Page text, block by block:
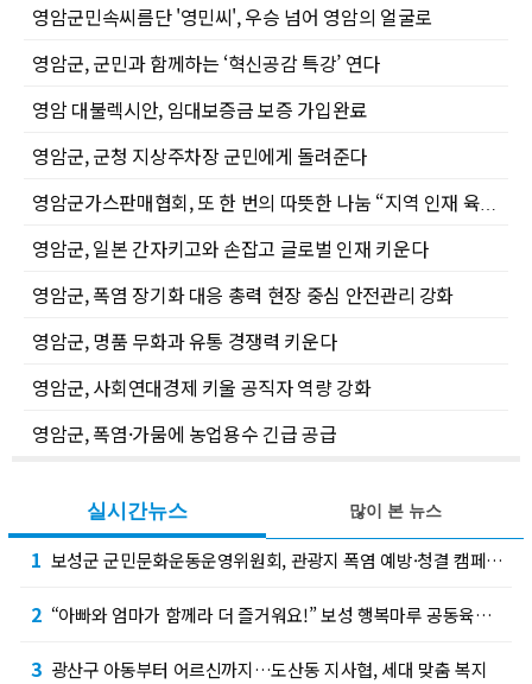
영암군민속씨름단 '영민씨', 우승 넘어 영암의 얼굴로
영암군, 군민과 함께하는 ‘혁신공감 특강’ 연다
영암 대불렉시안, 임대보증금 보증 가입완료
영암군, 군청 지상주차장 군민에게 돌려준다
영암군, 일본 간자키고와 손잡고 글로벌 인재 키운다
영암군, 폭염 장기화 대응 총력 현장 중심 안전관리 강화
영암군, 명품 무화과 유통 경쟁력 키운다
영암군, 사회연대경제 키울 공직자 역량 강화
영암군, 폭염·가뭄에 농업용수 긴급 공급
실시간뉴스
1 보성군 군민문화운동운영위원회, 관광지 폭염 예방·청결 캠페인 전개
2 “아빠와 엄마가 함께라 더 즐거워요!” 보성 행복마루 공동육아나눔터 활기
3 광산구 아동부터 어르신까지…도산동 지사협, 세대 맞춤 복지
많이 본 뉴스